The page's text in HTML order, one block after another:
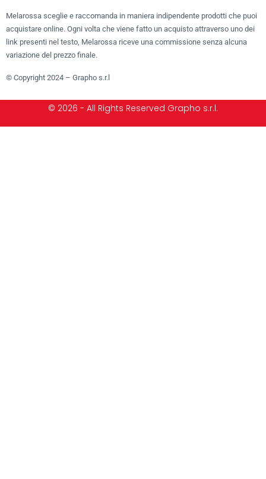
Melarossa sceglie e raccomanda in maniera indipendente prodotti che puoi
acquistare online. Ogni volta che viene fatto un acquisto attraverso uno dei
link presenti nel testo, Melarossa riceve una commissione senza alcuna
variazione del prezzo finale.
© Copyright 2024 – Grapho s.r.l
© 2026 - All Rights Reserved Grapho s.r.l.